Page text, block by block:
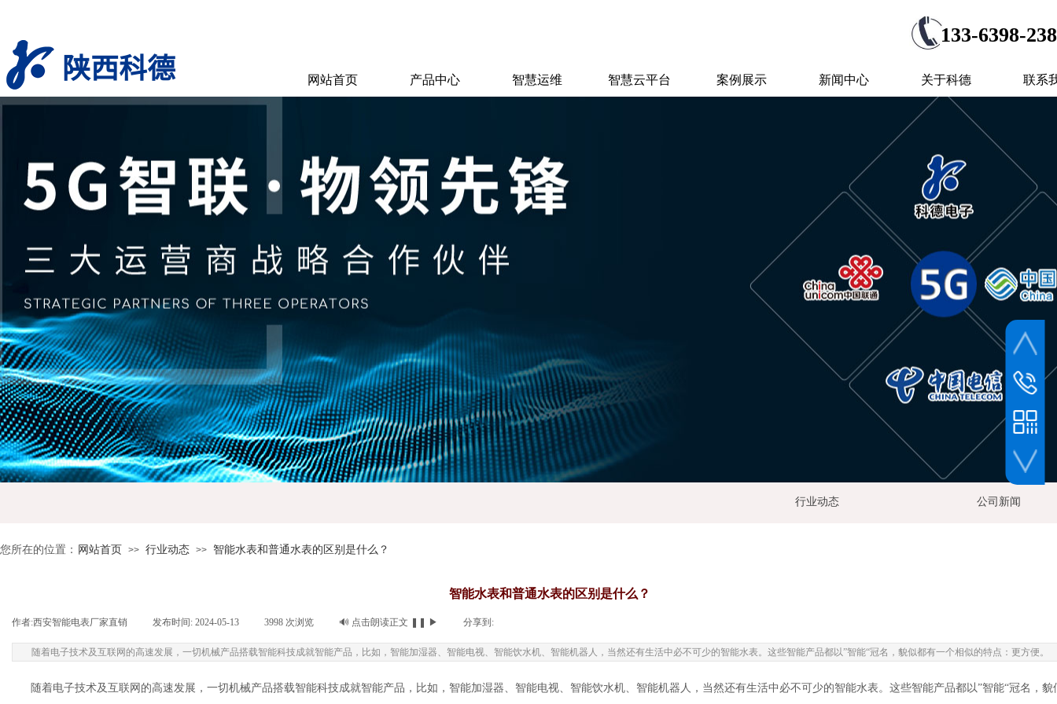
网站首页 产品中心 智慧运维 智慧云平台 案例展示 新闻中心 关于科德 联系
133-6398-
陕西科德
行业动态 公司新闻
您所在的位置： 网站首页 >> 行业动态 >> 智能水表和普通水表的区别是什么？
智能水表和普通水表的区别是什么？
作者:西安智能电表厂家直销 发布时间: 2024-05-13 3998 次浏览 🔊 点击朗读正文 ▶ 分享到:
随着电子技术及互联网的高速发展，一切机械产品搭载智能科技成就智能产品，比如，智能加湿器、智能电视、智能饮水机、智能机器人，当然还有生活中必不可少的智能水表。这些智能产品都以”智能“冠名，貌似都有一个相似的特点：更方便。
随着电子技术及互联网的高速发展，一切机械产品搭载智能科技成就智能产品，比如，智能加湿器、智能电视、智能饮水机、智能机器人，当然还有生活中必不可少的智能水表。这些智能产品都以”智能“冠名，貌
24小时